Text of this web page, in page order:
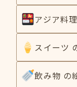
アジア料
スイーツ
飲み物 の